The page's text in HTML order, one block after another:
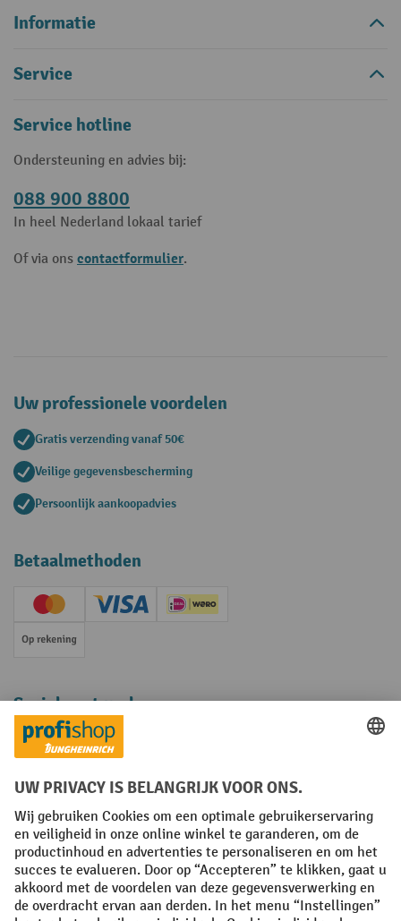
Informatie
Service
Service hotline
Ondersteuning en advies bij:
088 900 8800
In heel Nederland lokaal tarief
Of via ons contactformulier.
Uw professionele voordelen
Gratis verzending vanaf 50€
Veilige gegevensbescherming
Persoonlijk aankoopadvies
Betaalmethoden
Creditcard (Master)Creditcard (Visa)iDEAL | Wero
Op rekening
Sociale netwerken
Facebook
YouTube
LinkedInInstagram
Algemene leveringsvoorwaarden Copyright
Privacyverklaring Privacy Instellingen
All prices excl. VAT plusshipping costs and possible delivery charges,